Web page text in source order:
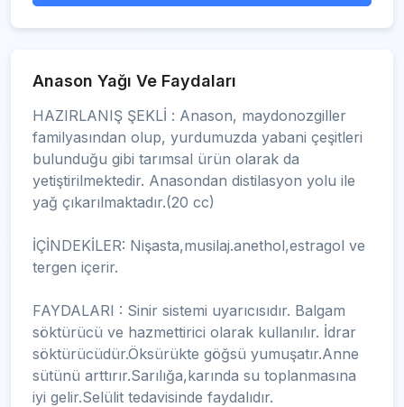
Anason Yağı Ve Faydaları
HAZIRLANIŞ ŞEKLİ : Anason, maydonozgiller
familyasından olup, yurdumuzda yabani çeşitleri
bulunduğu gibi tarımsal ürün olarak da
yetiştirilmektedir. Anasondan distilasyon yolu ile
yağ çıkarılmaktadır.(20 cc)
İÇİNDEKİLER: Nişasta,musilaj.anethol,estragol ve
tergen içerir.
FAYDALARI : Sinir sistemi uyarıcısıdır. Balgam
söktürücü ve hazmettirici olarak kullanılır. İdrar
söktürücüdür.Öksürükte göğsü yumuşatır.Anne
sütünü arttırır.Sarılığa,karında su toplanmasına
iyi gelir.Selülit tedavisinde faydalıdır.